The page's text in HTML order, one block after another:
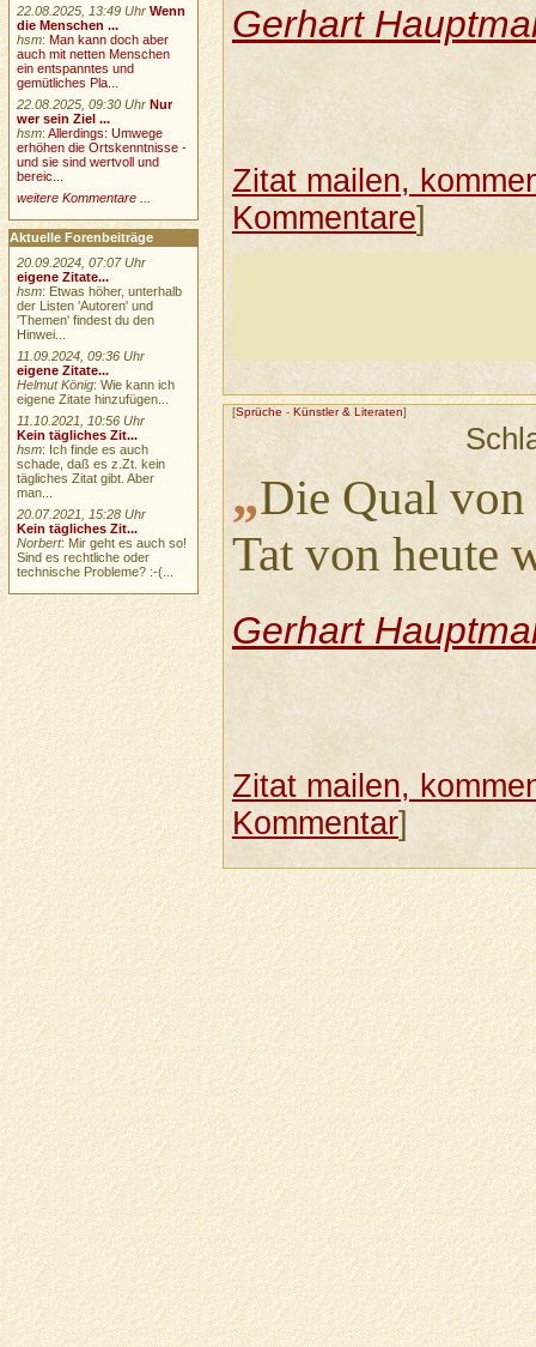
Gerhart
Zitat mailen,
Kommentare]
[Sprüche - Künstler & Literaten]
„Die Qual von
Tat von heute
Gerhart
Zitat mailen,
Kommentar]
22.08.2025, 13:49 Uhr Wenn
die Menschen ...
hsm:Man kann doch aber
auch mit netten Menschen
ein entspanntes und
gemütliches Pla...
22.08.2025, 09:30 Uhr Nur
wer sein Ziel ...
hsm:Allerdings: Umwege
erhöhen die Ortskenntnisse -
und sie sind wertvoll und
bereic...
weitere Kommentare ...
Aktuelle Forenbeiträge
20.09.2024, 07:07 Uhr
eigene Zitate...
hsm: Etwas höher, unterhalb
der Listen 'Autoren' und
'Themen' findest du den
Hinwei...
11.09.2024, 09:36 Uhr
eigene Zitate...
Helmut König: Wie kann ich
eigene Zitate hinzufügen...
11.10.2021, 10:56 Uhr
Kein tägliches Zit...
hsm: Ich finde es auch
schade, daß es z.Zt. kein
tägliches Zitat gibt. Aber
man...
20.07.2021, 15:28 Uhr
Kein tägliches Zit...
Norbert: Mir geht es auch so!
Sind es rechtliche oder
technische Probleme? :-(...